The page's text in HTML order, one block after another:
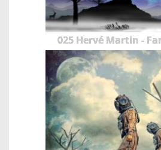
025 Hervé Martin -